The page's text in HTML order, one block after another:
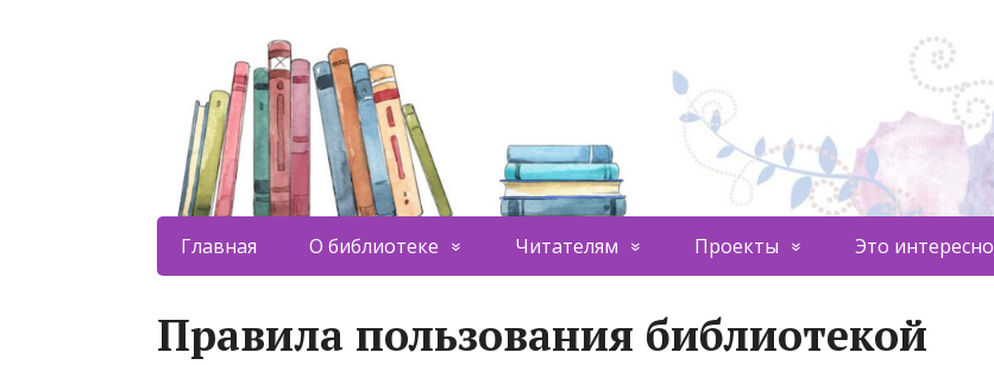
Главная О библиотеке Читателям Проекты Это интересно
Правила пользования библиотекой